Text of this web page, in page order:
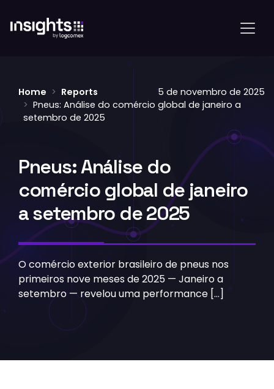
Home
Reports
Pneus: Análise do comércio global de janeiro a
setembro de 2025
5 de novembro de 2025
Pneus: Análise do
comércio global de janeiro
a setembro de 2025
O comércio exterior brasileiro de pneus nos
primeiros nove meses de 2025 — Janeiro a
setembro — revelou uma performance […]